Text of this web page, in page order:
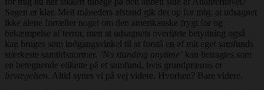
Sagen er klar. Med måneders afstand gik det op for mig, at udsagnet
ikke alene fortæller noget om den amerikanske frygt for og
bekæmpelse af terror, men at udsagnets overførte betydning også
kan bruges som indgangsvinkel til at forstå en af mit eget samfunds
stærkeste samtidsnormer. ’No standing anytime’ kan betragtes som
en betegnende etikette på et samfund, hvis grundpræmis er
bevægelsen. Altid synes vi på vej videre. Hvorhen? Bare videre.